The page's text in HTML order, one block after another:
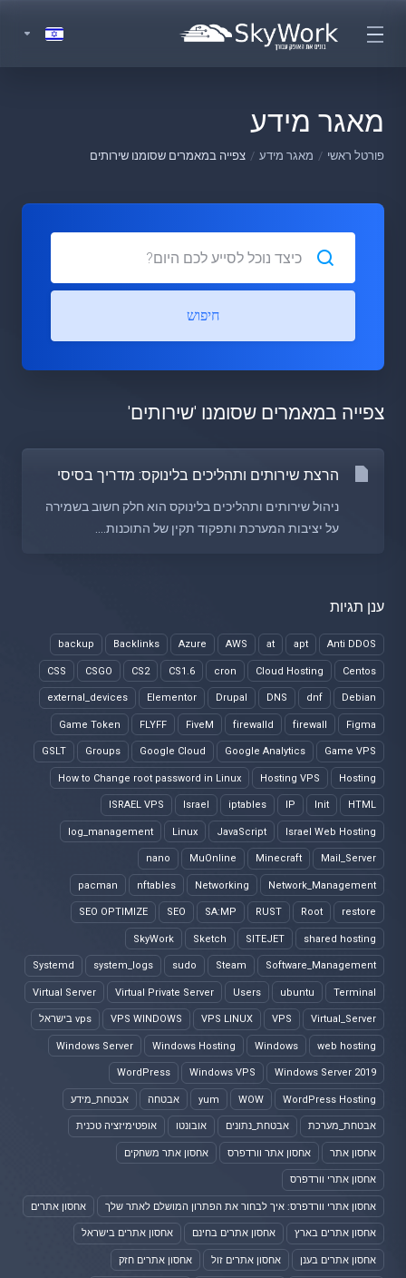
מאגר מידע
פורטל ראשי מאגר מידע צפייה במאמרים שסומנו שירותים
ענן תגיות
Anti DDOS
apt
at
AWS
Azure
Backlinks
backup
Centos
Cloud Hosting
cron
CS1.6
CS2
CSGO
CSS
Debian
dnf
DNS
Drupal
Elementor
external_devices
Figma
firewall
firewalld
FiveM
FLYFF
Game Token
Game VPS
Google Analytics
Google Cloud
Groups
GSLT
Hosting
Hosting VPS
How to Change root password in Linux
HTML
Init
IP
iptables
Israel
ISRAEL VPS
Israel Web Hosting
JavaScript
Linux
log_management
Mail_Server
Minecraft
MuOnline
nano
Network_Management
Networking
nftables
pacman
restore
Root
RUST
SA:MP
SEO
SEO OPTIMIZE
shared hosting
SITEJET
Sketch
SkyWork
Software_Management
Steam
sudo
system_logs
Systemd
Terminal
ubuntu
Users
Virtual Private Server
Virtual Server
Virtual_Server
VPS
VPS LINUX
VPS WINDOWS vps בישראל
web hosting
Windows
Windows Hosting
Windows Server
Windows Server 2019
Windows VPS
WordPress
WordPress Hosting
WOW
yum אבטחה אבטחת_מידע
אבטחת_מערכת אבטחת_נתונים אובונטו אופטימיזציה טכנית
אחסון אתר אחסון אתר וורדפרס אחסון אתר משחקים
אחסון אתרי וורדפרס
אחסון אתרי וורדפרס: איך לבחור את הפתרון המושלם לאתר שלך אחסון אתרים
אחסון אתרים בארץ אחסון אתרים בחינם אחסון אתרים בישראל
אחסון אתרים בענן אחסון אתרים זול אחסון אתרים חזק
חיפוש
צפייה במאמרים שסומנו 'שירותים'
הרצת שירותים ותהליכים בלינוקס: מדריך בסיסי
ניהול שירותים ותהליכים בלינוקס הוא חלק חשוב בשמירה
על יציבות המערכת ותפקוד תקין של התוכנות....